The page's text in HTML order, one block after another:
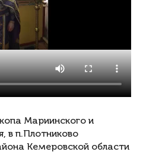
Мариинского и
в п.Плотниково
Кемеровской области